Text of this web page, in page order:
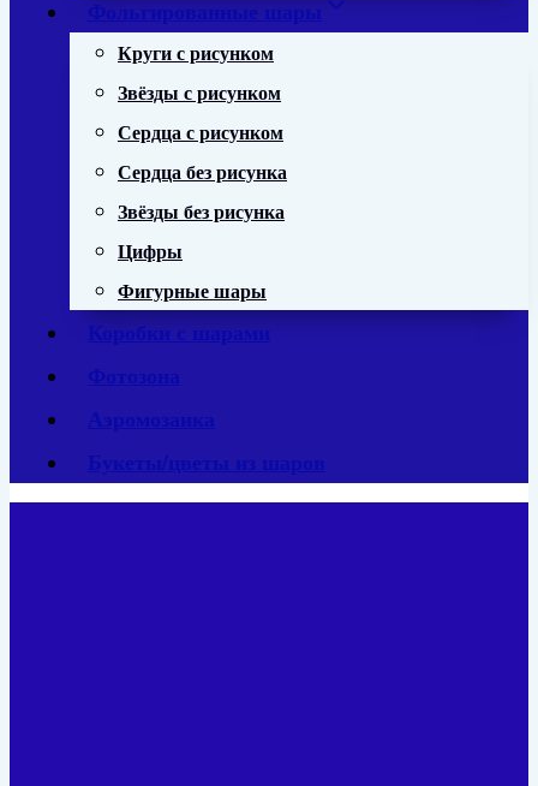
Фольгированные шары
Круги с рисунком
Звёзды с рисунком
Сердца с рисунком
Сердца без рисунка
Звёзды без рисунка
Цифры
Фигурные шары
Коробки с шарами
Фотозона
Аэромозаика
Букеты/цветы из шаров